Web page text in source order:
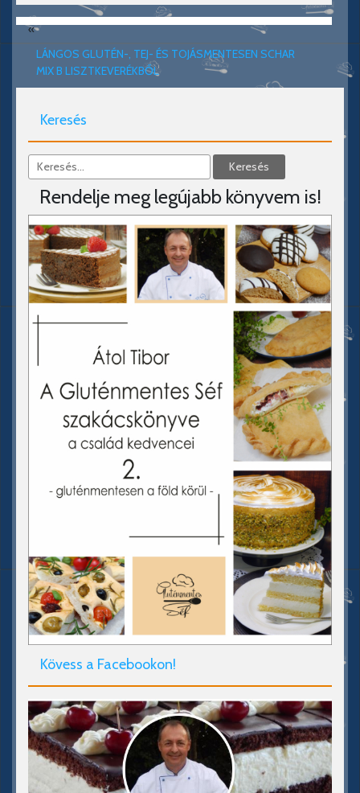
«
LÁNGOS GLUTÉN-, TEJ- ÉS TOJÁSMENTESEN SCHAR
MIX B LISZTKEVERÉKBŐL
Keresés
Rendelje meg legújabb könyvem is!
Kövess a Facebookon!